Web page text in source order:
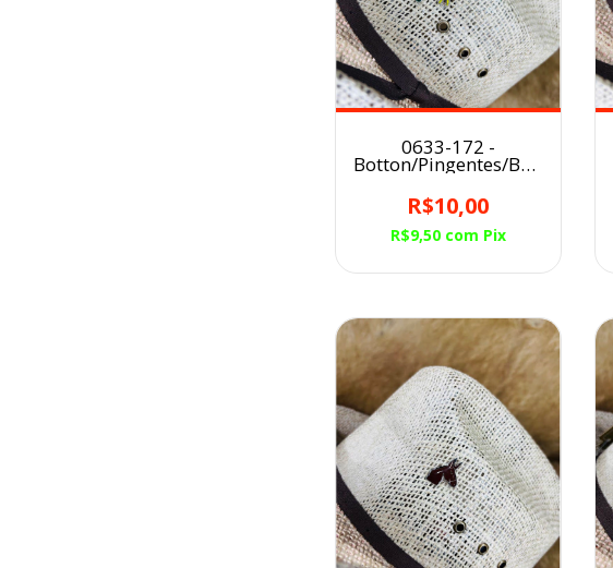
0633-172 -
Botton/Pingentes/Broche
para Chapéu CAVALO
BRASIL
R$10,00
R$9,50 com Pix